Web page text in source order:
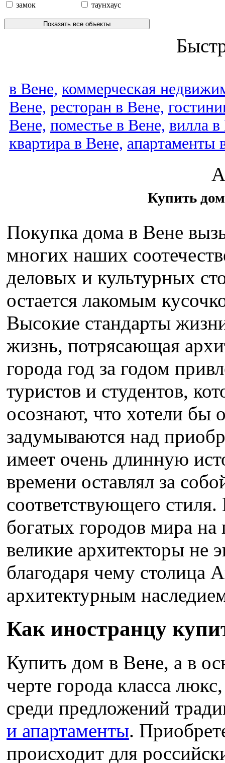
замок
таунхаус
Показать все объекты
в Вене, коммерческая
Вене, ресторан в Вене,
Вене, поместье в Вене, вилла
квартира в Вене, апартаменты
Купить
Покупка дома в Вене
многих наших
деловых и культурных
остается лакомым
Высокие стандарты
жизнь, потрясающая
города год за годом
туристов и студентов,
осознают, что хотели бы
задумываются над
имеет очень длинную
времени оставлял за
соответствующего
богатых городов мира
великие архитекторы не
благодаря чему столица
архитектурным
Как иностранцу
Купить дом в Вене, а в
черте города класса
среди предложений
и апартаменты.
происходит для